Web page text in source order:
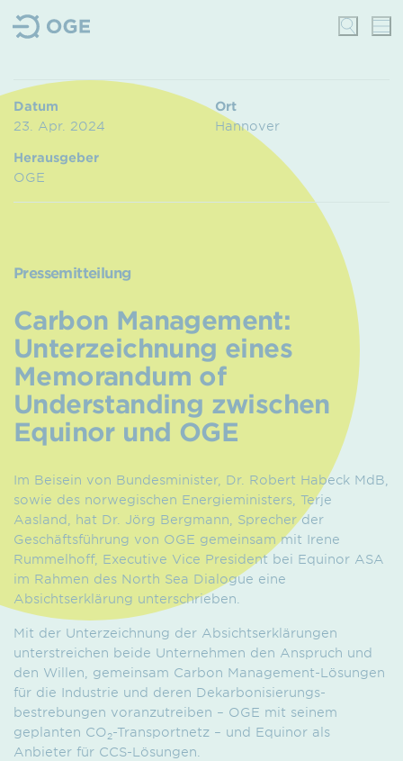
Datum
23. Apr. 2024
Ort
Hannover
Herausgeber
OGE
Pressemitteilung
Carbon Management:
Unterzeichnung eines
Memorandum of
Understanding zwischen
Equinor und OGE
Im Beisein von Bundesminister, Dr. Robert Habeck MdB,
sowie des norwegischen Energieministers, Terje
Aasland, hat Dr. Jörg Bergmann, Sprecher der
Geschäftsführung von OGE gemeinsam mit Irene
Rummelhoff, Executive Vice President bei Equinor ASA
im Rahmen des North Sea Dialogue eine
Absichtserklärung unterschrieben.
Mit der Unterzeichnung der Absichtserklärungen
unterstreichen beide Unternehmen den Anspruch und
den Willen, gemeinsam Carbon Management-Lösungen
für die Industrie und deren Dekarbonisierungs­
bestrebungen voranzutreiben – OGE mit seinem
geplanten CO2-Transportnetz – und Equinor als
Anbieter für CCS-Lösungen.